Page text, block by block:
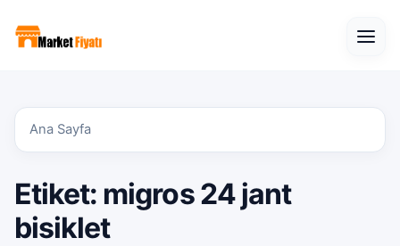
Ana Sayfa
Etiket: migros 24 jant
bisiklet